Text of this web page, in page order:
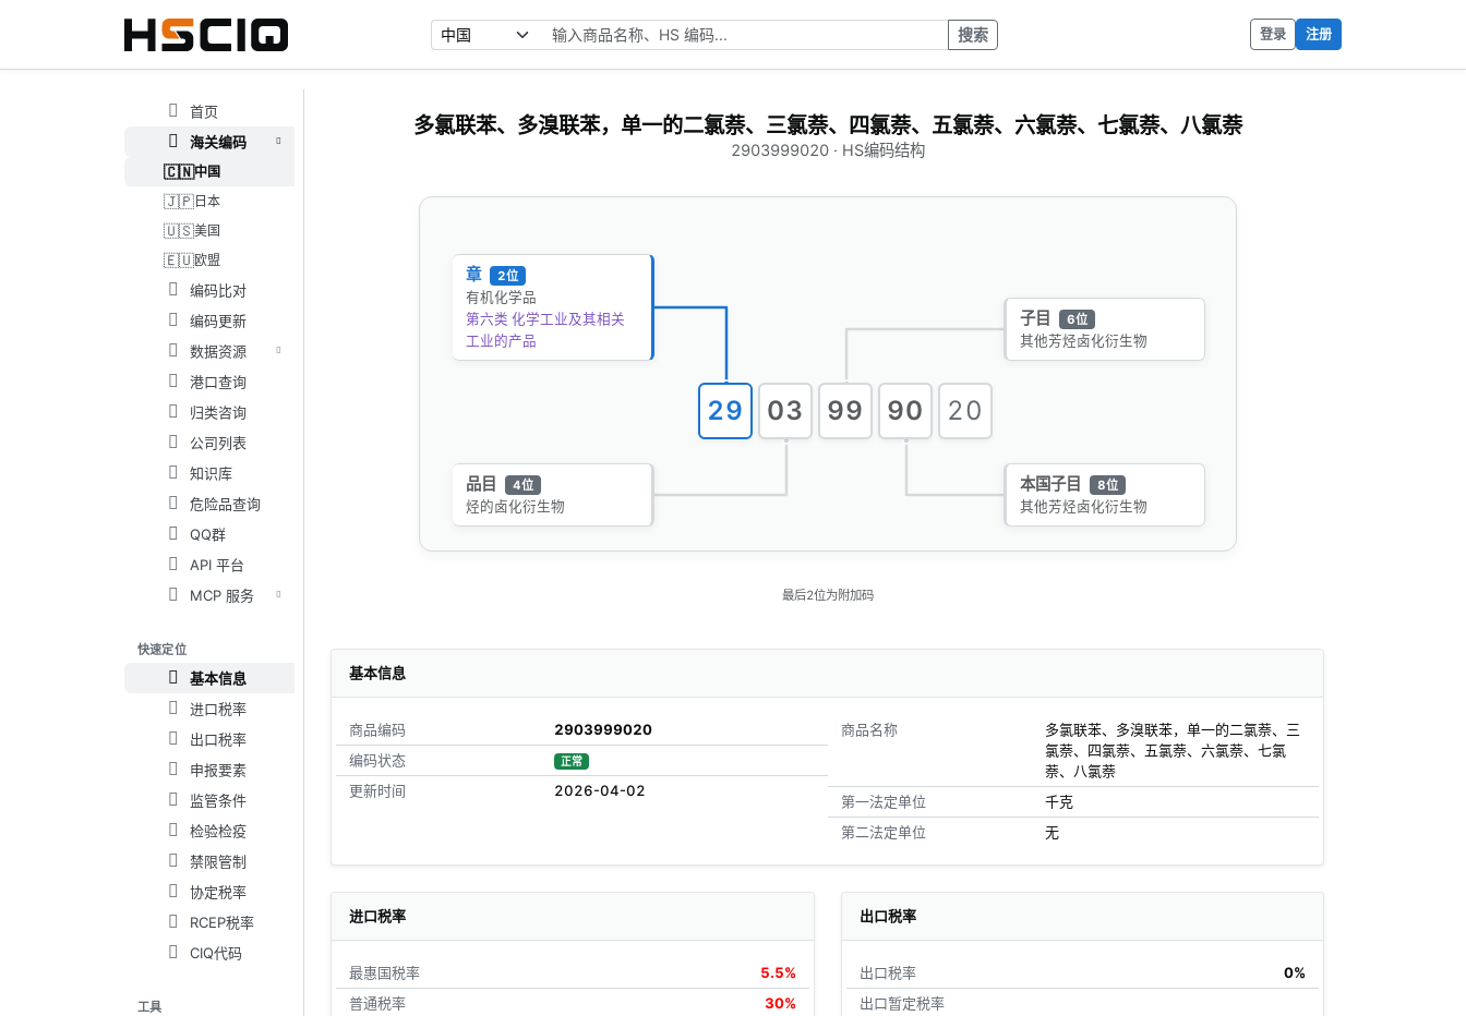
搜索 登录 注册
首页
海关编码
🇨🇳中国
🇯🇵 日本
🇺🇸美国
🇪🇺欧盟
编码比对
编码更新
数据资源
港口查询
归类咨询
公司列表
知识库
危险品查询
QQ群
API 平台
MCP 服务
快速定位
基本信息
进口税率
出口税率
申报要素
监管条件
检验检疫
禁限管制
协定税率
RCEP税率
CIQ代码
工具
多氯联苯、多溴联苯，单一的二氯萘、三氯萘、四氯萘、五氯萘、六氯萘、七氯萘、八氯萘
2903999020 · HS编码结构
29 03 99 90 20
章 2位
有机化学品
第六类 化学工业及其相关
工业的产品
品目 4位
烃的卤化衍生物
子目 6位
其他芳烃卤化衍生物
本国子目 8位
其他芳烃卤化衍生物
最后2位为附加码
基本信息
商品编码
2903999020
编码状态
正常
更新时间 2026-04-02
商品名称
多氯联苯、多溴联苯，单一的二氯萘、三
氯萘、四氯萘、五氯萘、六氯萘、七氯
萘、八氯萘
第一法定单位
千克
第二法定单位
无
进口税率
最惠国税率
5.5%
普通税率
30%
出口税率
出口税率
0%
出口暂定税率